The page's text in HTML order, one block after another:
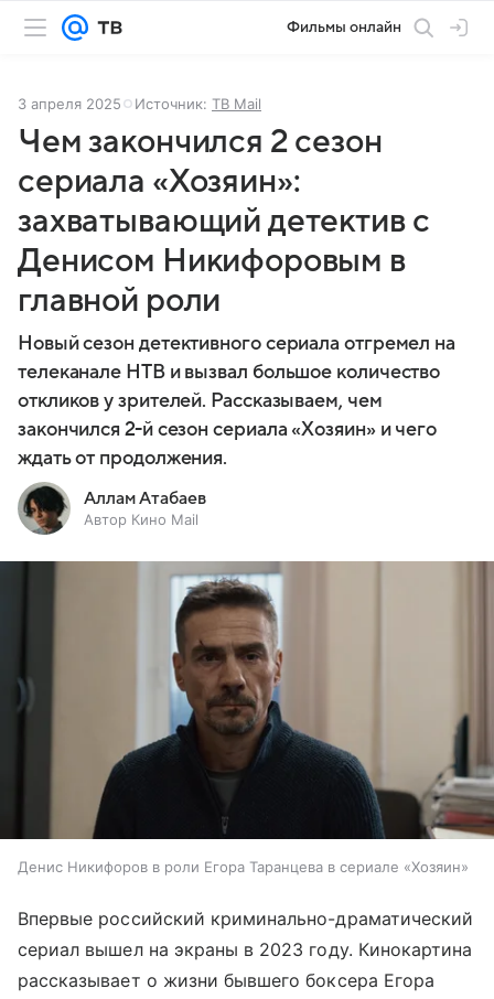
Фильмы онлайн
3 апреля 2025 Источник: ТВ Mail
Чем закончился 2 сезон
сериала «Хозяин»:
захватывающий детектив с
Денисом Никифоровым в
главной роли
Новый сезон детективного сериала отгремел на
телеканале НТВ и вызвал большое количество
откликов у зрителей. Рассказываем, чем
закончился 2-й сезон сериала «Хозяин» и чего
ждать от продолжения.
Аллам Атабаев
Автор Кино Mail
Денис Никифоров в роли Егора Таранцева в сериале «Хозяин»
Впервые российский криминально-драматический
сериал вышел на экраны в 2023 году. Кинокартина
рассказывает о жизни бывшего боксера Егора